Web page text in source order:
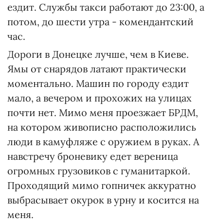
ездит. Службы такси работают до 23:00, а
потом, до шести утра - комендантский
час.
Дороги в Донецке лучше, чем в Киеве.
Ямы от снарядов латают практически
моментально. Машин по городу ездит
мало, а вечером и прохожих на улицах
почти нет. Мимо меня проезжает БРДМ,
на котором живописно расположились
люди в камуфляже с оружием в руках. А
навстречу броневику едет вереница
огромных грузовиков с гуманитаркой.
Проходящий мимо гопничек аккуратно
выбрасывает окурок в урну и косится на
меня.